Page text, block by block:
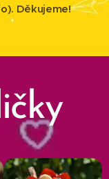
Děkujeme!